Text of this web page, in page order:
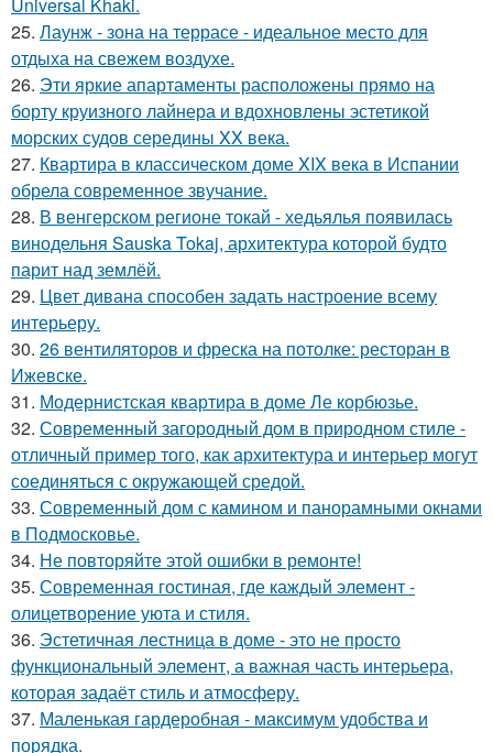
25. Лаунж - зона на террасе - идеальное место для
отдыха на свежем воздухе.
26. Эти яркие апартаменты расположены прямо на
борту круизного лайнера и вдохновлены эстетикой
морских судов середины XX века.
27. Квартира в классическом доме XIX века в Испании
обрела современное звучание.
28. В венгерском регионе токай - хедьялья появилась
винодельня Sauska Tokaj, архитектура которой будто
парит над землёй.
29. Цвет дивана способен задать настроение всему
интерьеру.
30. 26 вентиляторов и фреска на потолке: ресторан в
Ижевске.
31. Модернистская квартира в доме Ле корбюзье.
32. Современный загородный дом в природном стиле -
отличный пример того, как архитектура и интерьер могут
соединяться с окружающей средой.
33. Современный дом с камином и панорамными окнами
в Подмосковье.
34. Не повторяйте этой ошибки в ремонте!
35. Современная гостиная, где каждый элемент -
олицетворение уюта и стиля.
36. Эстетичная лестница в доме - это не просто
функциональный элемент, а важная часть интерьера,
которая задаёт стиль и атмосферу.
37. Маленькая гардеробная - максимум удобства и
порядка.